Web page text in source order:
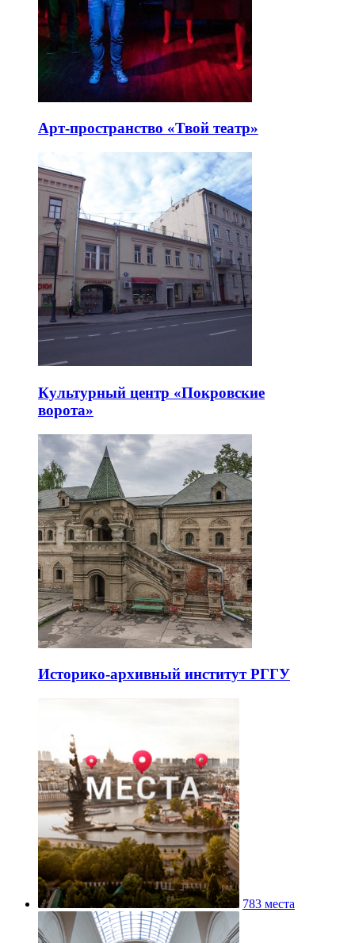
Арт-пространство «Твой театр»
Культурный центр «Покровские
ворота»
Историко-архивный институт РГГУ
783 места